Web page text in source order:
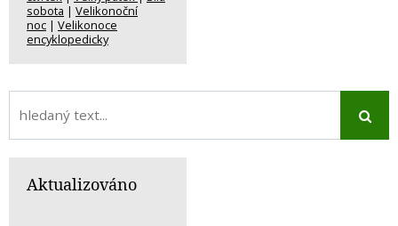
sobota | Velikonoční
noc | Velikonoce
encyklopedicky
Aktualizováno